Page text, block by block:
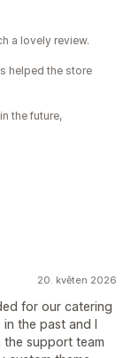
a lovely review.
helped the store
the future,
20. květen 2026
for our catering
the past and I
the support team